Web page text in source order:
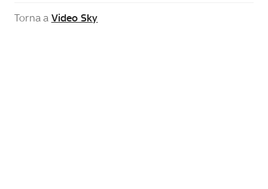
Torna a Video Sky